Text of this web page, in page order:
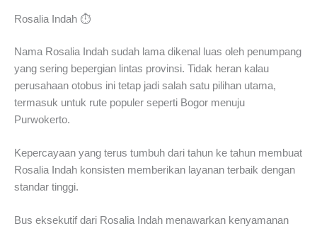
Rosalia Indah ⏱️
Nama Rosalia Indah sudah lama dikenal luas oleh penumpang
yang sering bepergian lintas provinsi. Tidak heran kalau
perusahaan otobus ini tetap jadi salah satu pilihan utama,
termasuk untuk rute populer seperti Bogor menuju
Purwokerto.
Kepercayaan yang terus tumbuh dari tahun ke tahun membuat
Rosalia Indah konsisten memberikan layanan terbaik dengan
standar tinggi.
Bus eksekutif dari Rosalia Indah menawarkan kenyamanan